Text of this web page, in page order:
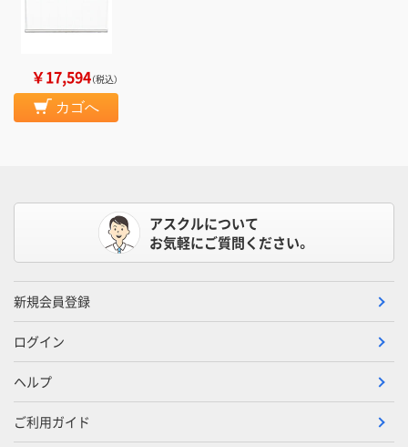
￥17,594（税込）
カゴへ
アスクルについて
お気軽にご質問ください。
新規会員登録
ログイン
ヘルプ
ご利用ガイド